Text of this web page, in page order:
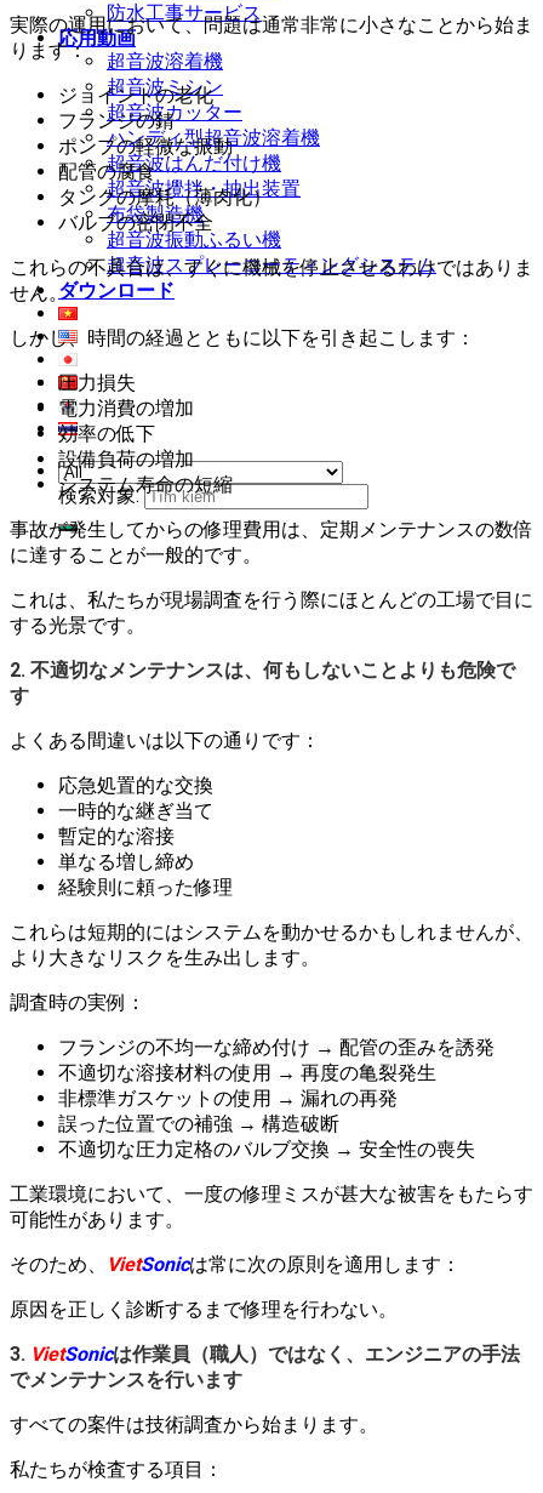
防水工事サービス
応用動画
超音波溶着機
超音波ミシン
超音波カッター
ハンディ型超音波溶着機
超音波はんだ付け機
超音波攪拌・抽出装置
布袋製造機
超音波振動ふるい機
超音波スプレーコーティングシステム
ダウンロード
検索対象:
実際の運用において、問題は通常非常に小さなことから始ま
ります：
ジョイントの老化
フランジの錆
ポンプの軽微な振動
配管の腐食
タンクの摩耗（薄肉化）
バルブの密閉不全
これらの不具合は、すぐに機械を停止させるわけではありま
せん。
しかし、時間の経過とともに以下を引き起こします：
圧力損失
電力消費の増加
効率の低下
設備負荷の増加
システム寿命の短縮
事故が発生してからの修理費用は、定期メンテナンスの数倍
に達することが一般的です。
これは、私たちが現場調査を行う際にほとんどの工場で目に
する光景です。
2. 不適切なメンテナンスは、何もしないことよりも危険で
す
よくある間違いは以下の通りです：
応急処置的な交換
一時的な継ぎ当て
暫定的な溶接
単なる増し締め
経験則に頼った修理
これらは短期的にはシステムを動かせるかもしれませんが、
より大きなリスクを生み出します。
調査時の実例：
フランジの不均一な締め付け → 配管の歪みを誘発
不適切な溶接材料の使用 → 再度の亀裂発生
非標準ガスケットの使用 → 漏れの再発
誤った位置での補強 → 構造破断
不適切な圧力定格のバルブ交換 → 安全性の喪失
工業環境において、一度の修理ミスが甚大な被害をもたらす
可能性があります。
そのため、
VietSonicは常に次の原則を適用します：
原因を正しく診断するまで修理を行わない。
3. VietSonicは作業員（職人）ではなく、エンジニアの手法
でメンテナンスを行います
すべての案件は技術調査から始まります。
私たちが検査する項目：